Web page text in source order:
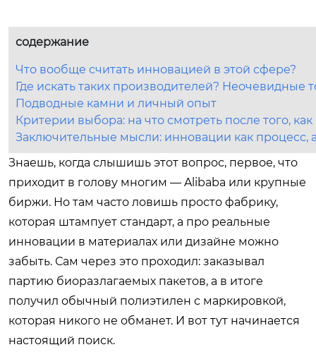
содержание
Что вообще считать инновацией в этой сфере?
Где искать таких производителей? Неочевидные
Подводные камни и личный опыт
Критерии выбора: на что смотреть после того,
Заключительные мысли: инновации как процесс,
Знаешь, когда слышишь этот вопрос, первое, что
приходит в голову многим — Alibaba или крупные
биржи. Но там часто ловишь просто фабрику,
которая штампует стандарт, а про реальные
инновации в материалах или дизайне можно
забыть. Сам через это проходил: заказывал
партию биоразлагаемых пакетов, а в итоге
получил обычный полиэтилен с маркировкой,
которая никого не обманет. И вот тут начинается
настоящий поиск.